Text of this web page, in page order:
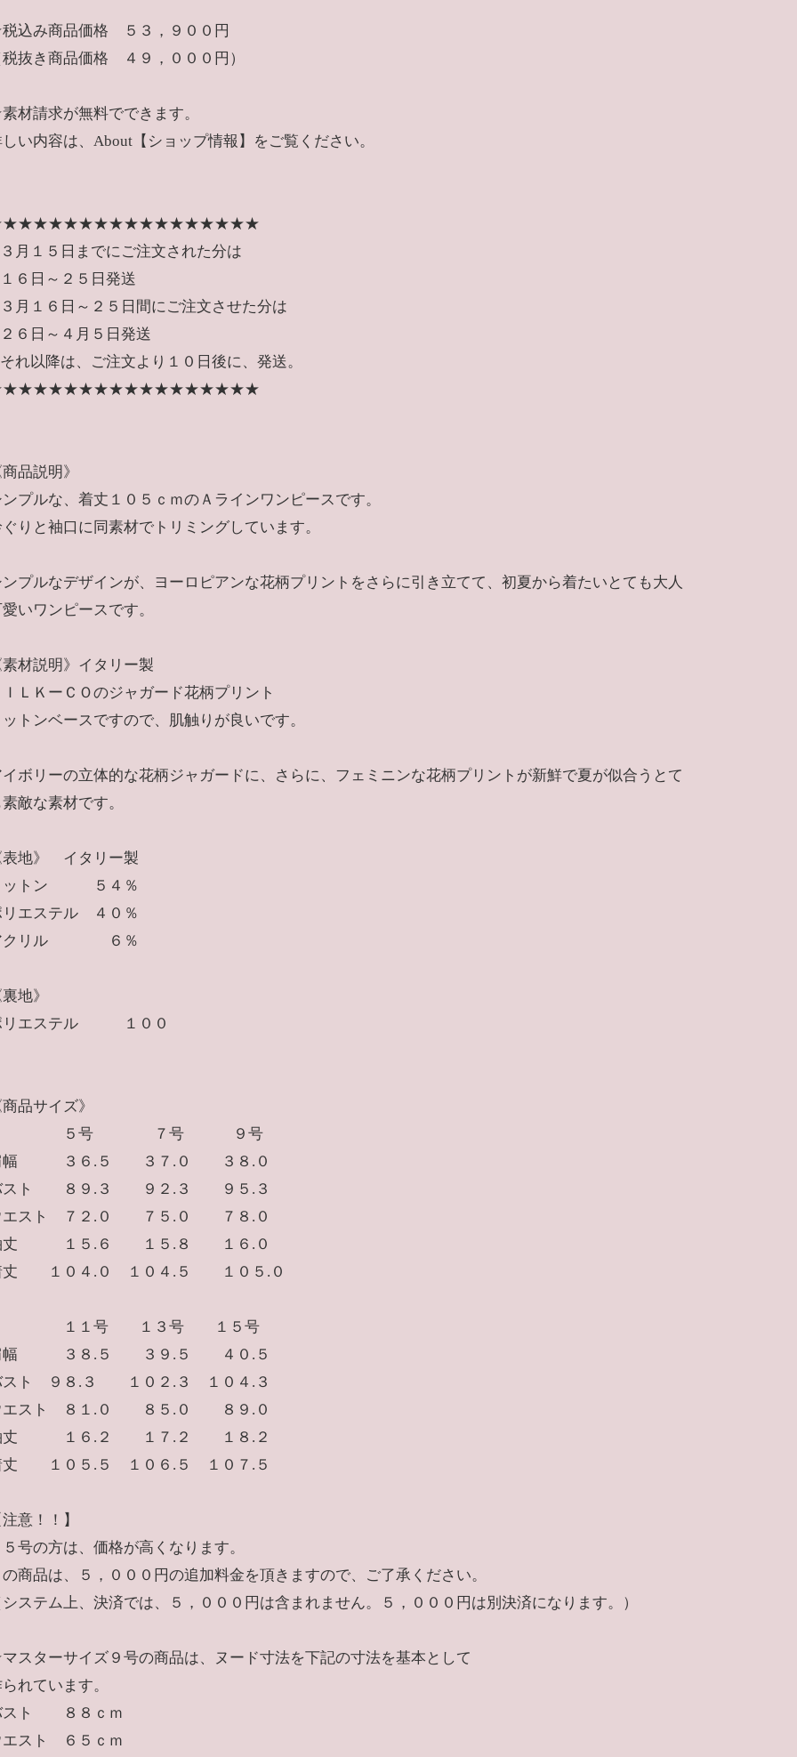
税込み商品価格 ５３，９００円
抜き商品価格 ４９，０００円）
材請求が無料でできます。
い内容は、About【ショップ情報】をご覧ください。
月１５日までにご注文された分は
６日～２５日発送
月１６日～２５日間にご注文させた分は
６日～４月５日発送
れ以降は、ご注文より１０日後に、発送。
品説明》
プルな、着丈１０５ｃｍのＡラインワンピースです。
りと袖口に同素材でトリミングしています。
プルなデザインが、ヨーロピアンな花柄プリントをさらに引き立てて、初夏から着たいとても大人
いワンピースです。
材説明》イタリー製
ＬＫーＣＯのジャガード花柄プリント
トンベースですので、肌触りが良いです。
ボリーの立体的な花柄ジャガードに、さらに、フェミニンな花柄プリントが新鮮で夏が似合うとて
敵な素材です。
表地》 イタリー製
ットン ５４％
リエステル ４０％
クリル ６％
裏地》
リエステル １００
商品サイズ》
号 ７号 ９号
幅 ３６.５ ３７.０ ３８.０
スト ８９.３ ９２.３ ９５.３
エスト ７２.０ ７５.０ ７８.０
丈 １５.６ １５.８ １６.０
丈 １０４.０ １０４.５ １０５.０
１号 １３号 １５号
幅 ３８.５ ３９.５ ４０.５
スト ９８.３ １０２.３ １０４.３
エスト ８１.０ ８５.０ ８９.０
丈 １６.２ １７.２ １８.２
丈 １０５.５ １０６.５ １０７.５
意！！】
号の方は、価格が高くなります。
商品は、５，０００円の追加料金を頂きますので、ご了承ください。
ステム上、決済では、５，０００円は含まれません。５，０００円は別決済になります。）
スターサイズ９号の商品は、ヌード寸法を下記の寸法を基本として
れています。
スト ８８ｃｍ
エスト ６５ｃｍ